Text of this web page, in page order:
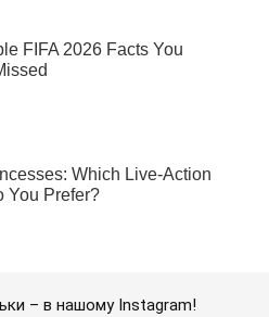
– в нашому Instagram!